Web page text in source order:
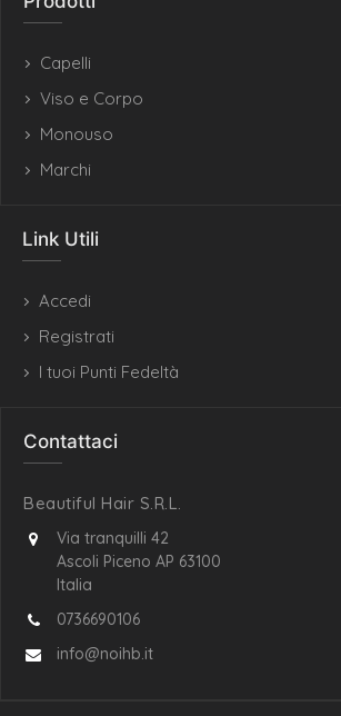
Capelli
Viso e Corpo
Monouso
Marchi
Link Utili
Accedi
Registrati
I tuoi Punti Fedeltà
Contattaci
Beautiful Hair S.R.L.
Via tranquilli 42
Ascoli Piceno AP 63100
Italia
0736690106
info@noihb.it